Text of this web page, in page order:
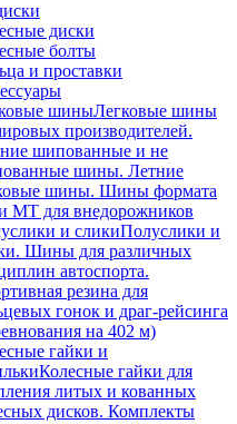
диски
болты
и проставки
шиныЛегковые шины
производителей.
шипованные и не
шины. Летние
шины. Шины формата
МТ для внедорожников
и сликиПолуслики и
Шины для различных
автоспорта.
резина для
гонок и драг-рейсинга
на 402 м)
гайки и
Колесные гайки для
литых и кованных
дисков. Комплекты